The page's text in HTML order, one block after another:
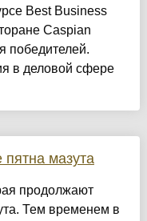
Best Business
Caspian
победителей.
в деловой сфере
мазута
продолжают
Тем временем в